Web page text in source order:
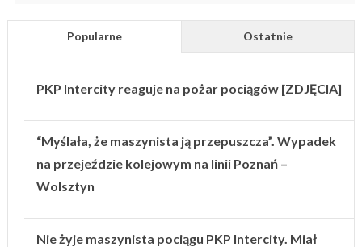
Popularne Ostatnie
PKP Intercity reaguje na pożar pociągów [ZDJĘCIA]
“Myślała, że maszynista ją przepuszcza”. Wypadek
na przejeździe kolejowym na linii Poznań –
Wolsztyn
Nie żyje maszynista pociągu PKP Intercity. Miał